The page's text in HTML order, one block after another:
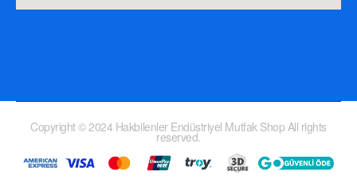
Copyright © 2024 Hakbilenler Endüstriyel Mutfak Shop All rights
reserved.